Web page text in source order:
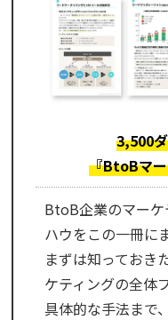
3,500
『BtoBマ
BtoB企業のマーケ
ハウをこの一冊に
まずは知っておき
ケティングの全体
具体的な手法まで